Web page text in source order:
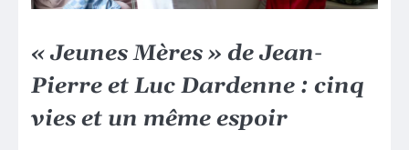
« Jeunes Mères » deJean-
Pierre et Luc Dardenne : cinq
vies et un même espoir